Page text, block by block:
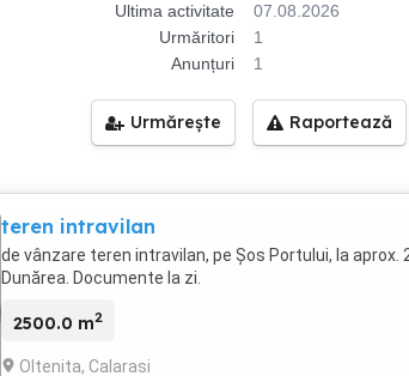
Ultima activitate
07.08.2026
Urmăritori
1
Anunțuri
1
Urmărește Raportează
teren intravilan
de vânzare teren intravilan, pe Șos Portului, la aprox.
Dunărea. Documente la zi.
2500.0 m2
Oltenita, Calarasi